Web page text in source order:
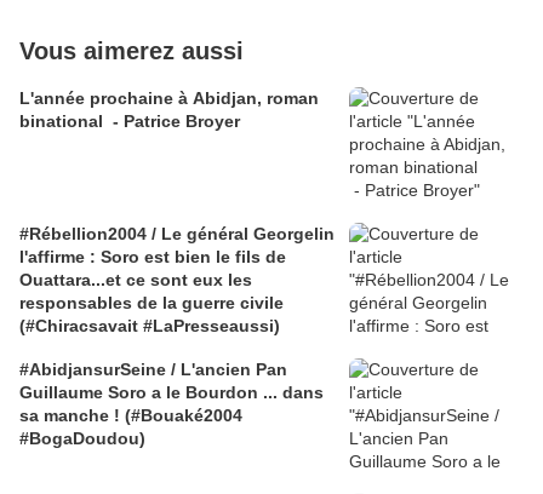
Vous aimerez aussi
L'année prochaine à Abidjan, roman
binational - Patrice Broyer
#Rébellion2004 / Le général Georgelin
l'affirme : Soro est bien le fils de
Ouattara...et ce sont eux les
responsables de la guerre civile
(#Chiracsavait #LaPresseaussi)
#AbidjansurSeine / L'ancien Pan
Guillaume Soro a le Bourdon ... dans
sa manche ! (#Bouaké2004
#BogaDoudou)